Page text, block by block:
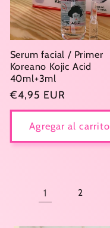
Serum facial / Primer
Koreano Kojic Acid
40ml+3ml
Precio
habitual
€4,95 EUR
Agregar al carrito
1 2